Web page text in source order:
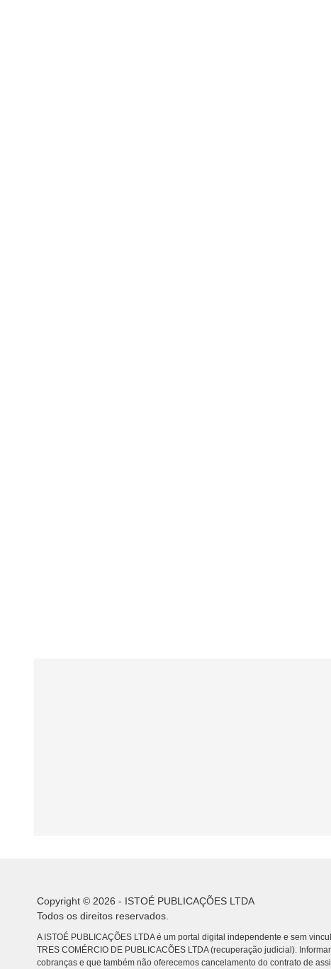
Copyright © 2026 - ISTOÉ PUBLICAÇÕES LTDA
Todos os direitos reservados.
A ISTOÉ PUBLICAÇÕES LTDA é um portal digital independente e sem
TRES COMÉRCIO DE PUBLICACÕES LTDA (recuperação judicial).
cobranças e que também não oferecemos cancelamento do contrato de